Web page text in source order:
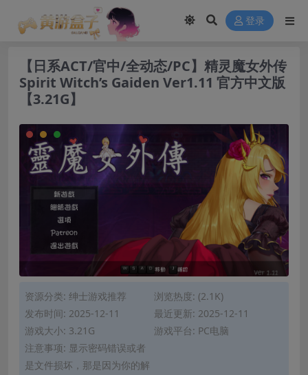
登录
【日系ACT/官中/全动态/PC】精灵魔女外传
Spirit Witch’s Gaiden Ver1.11 官方中文版
【3.21G】
资源分类: 绅士游戏推荐
浏览热度: (2.1K)
发布时间: 2025-12-11
最近更新: 2025-12-11
游戏大小: 3.21G
游戏平台: PC电脑
注意事项: 显示密码错误或者
是文件损坏，那是因为你的解